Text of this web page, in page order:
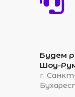
Будем
Шоу-
г.